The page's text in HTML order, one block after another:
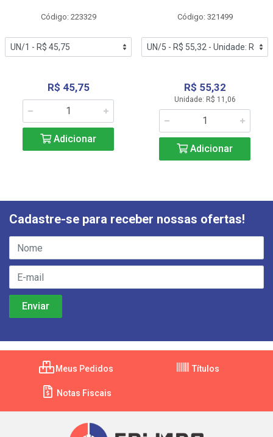
Código: 223329
R$ 45,75
Adicionar
Código: 321499
R$ 55,32
Unidade: R$ 11,06
Adicionar
Cadastre-se para receber nossas ofertas!
Meus Pedidos Títulos
Notas Fiscais